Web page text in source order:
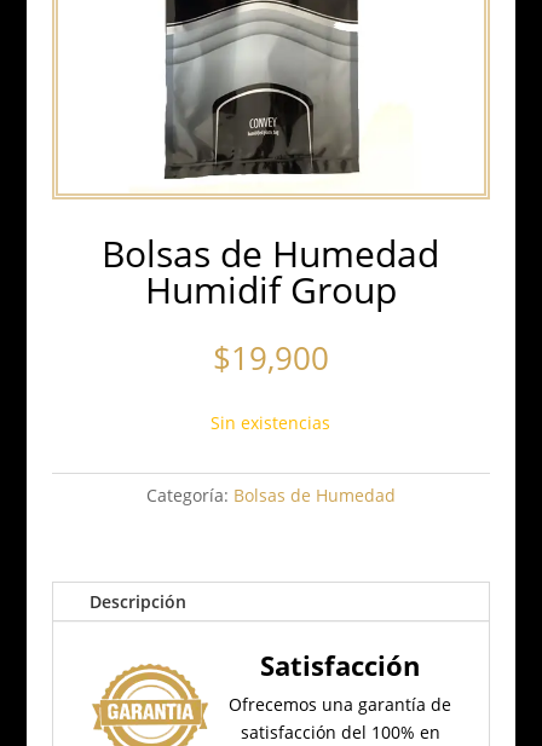
Bolsas de Humedad
Humidif Group
$19,900
Sin existencias
Categoría: Bolsas de Humedad
Descripción
Satisfacción
Ofrecemos una garantía de
satisfacción del 100% en